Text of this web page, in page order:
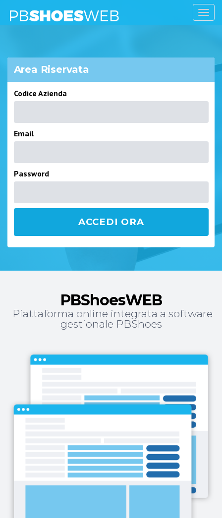
Area Riservata
Codice Azienda
Email
Password
PBShoesWEB
Piattaforma online integrata a software
gestionale PBShoes